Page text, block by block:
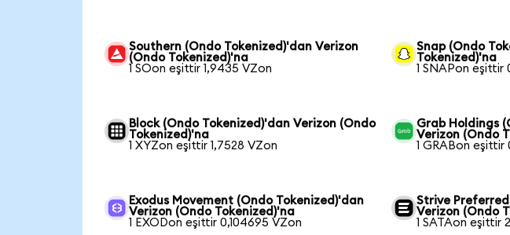
Southern (Ondo Tokenized)'dan Verizon
(Ondo Tokenized)'na
1 SOon eşittir 1,9435 VZon
Snap (Ondo
Tokenized)'na
1 SNAPon eşittir
Block (Ondo Tokenized)'dan Verizon (Ondo
Tokenized)'na
1 XYZon eşittir 1,7528 VZon
Grab Holdings
Verizon (Ondo
1 GRABon eşittir
Exodus Movement (Ondo Tokenized)'dan
Verizon (Ondo Tokenized)'na
1 EXODon eşittir 0,104695 VZon
Strive
Verizon (Ondo
1 SATAon eşittir